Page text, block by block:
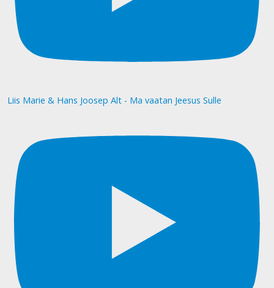
Liis Marie & Hans Joosep Alt - Ma vaatan Jeesus Sulle